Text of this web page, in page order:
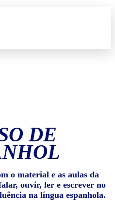
DE
o material e as aulas da
ouvir, ler e escrever no
na língua espanhola.